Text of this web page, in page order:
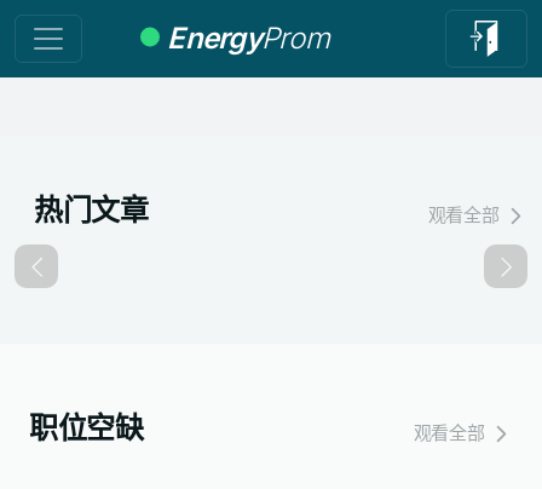
EnergyProm
热门文章 观看全部
Назад
职位空缺 观看全部